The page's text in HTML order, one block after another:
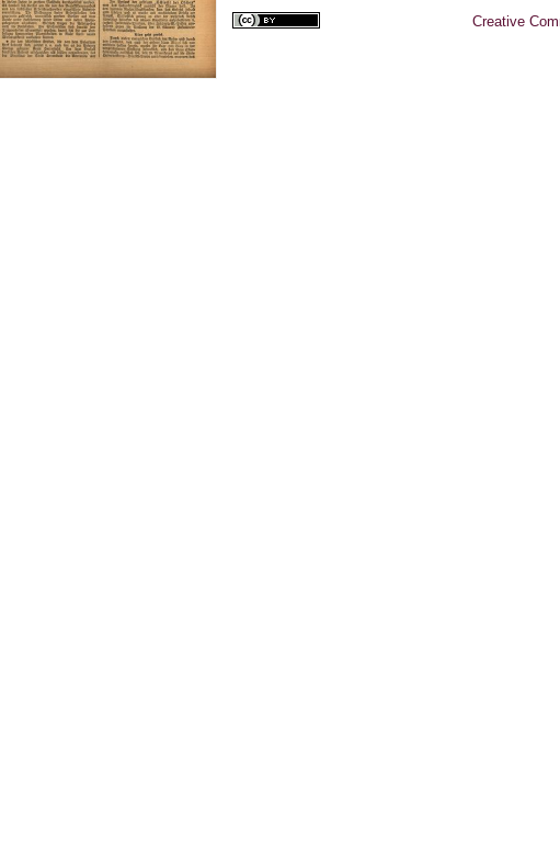
Creative